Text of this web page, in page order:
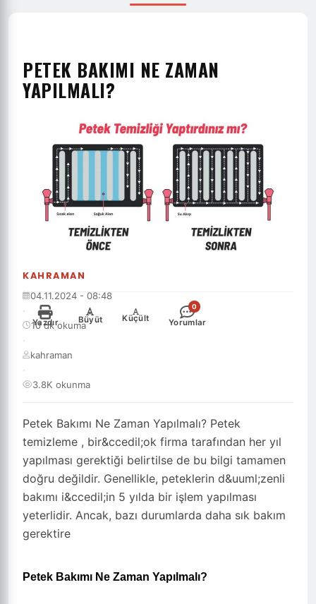
KAHRAMAN
PETEK BAKIMI NE ZAMAN
YAPILMALI?
Petek Bakımı Ne Zaman Yapılmalı? Petek
temizleme , bir&ccedil;ok firma tarafından her yıl
yapılması gerektiği belirtilse de bu bilgi tamamen
doğru değildir. Genellikle, peteklerin d&uuml;zenli
bakımı i&ccedil;in 5 yılda bir işlem yapılması
yeterlidir. Ancak, bazı durumlarda daha sık bakım
gerektire
04.11.2024 - 08:48
·
10 dk okuma
·
kahraman
·
3.8K okunma
Yazdır
+
Büyüt
-
Küçült
0
Yorumlar
Petek Bakımı Ne Zaman Yapılmalı?